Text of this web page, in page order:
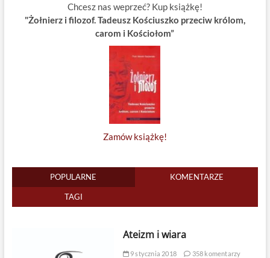
Chcesz nas weprzeć? Kup książkę!
"Żołnierz i filozof. Tadeusz Kościuszko przeciw królom,
carom i Kościołom”
Zamów książkę!
POPULARNE KOMENTARZE
TAGI
Ateizm i wiara
9 stycznia 2018 358 komentarzy